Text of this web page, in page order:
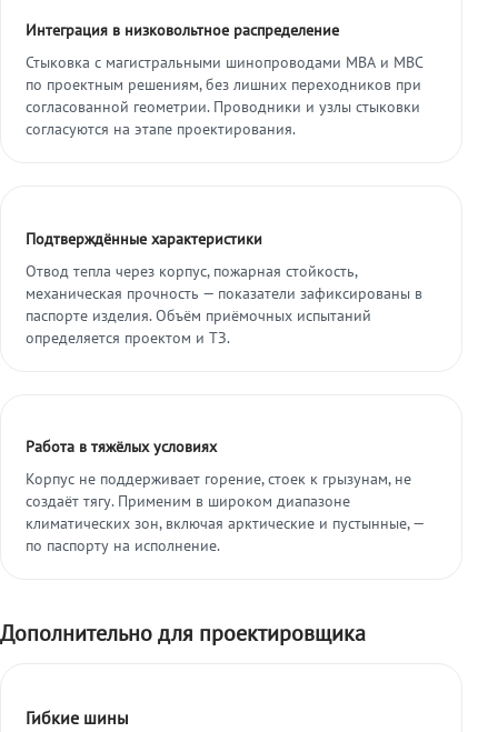
Интеграция в низковольтное распределение
Стыковка с магистральными шинопроводами МВА и МВС
по проектным решениям, без лишних переходников при
согласованной геометрии. Проводники и узлы стыковки
согласуются на этапе проектирования.
Подтверждённые характеристики
Отвод тепла через корпус, пожарная стойкость,
механическая прочность — показатели зафиксированы в
паспорте изделия. Объём приёмочных испытаний
определяется проектом и ТЗ.
Работа в тяжёлых условиях
Корпус не поддерживает горение, стоек к грызунам, не
создаёт тягу. Применим в широком диапазоне
климатических зон, включая арктические и пустынные, —
по паспорту на исполнение.
Дополнительно для проектировщика
Гибкие шины